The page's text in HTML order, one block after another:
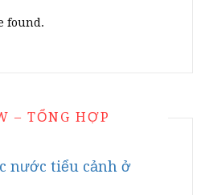
found.
– TỔNG HỢP
nước tiểu cảnh ở